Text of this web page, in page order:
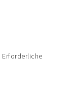
Erforderliche